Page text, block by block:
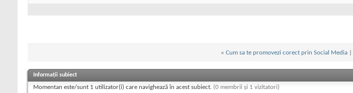
« Cum sa te promovezi corect prin Social Media|
Informații subiect
Momentan este/sunt 1 utilizator(i) care navighează în acest subiect. (0 membrii și 1 vizitatori)